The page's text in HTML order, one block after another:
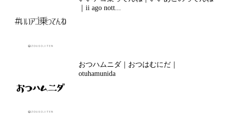
｜ii ago nott...
おつハムニダ｜おつはむにだ｜
otuhamunida